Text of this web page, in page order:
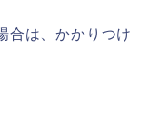
合は、かかりつけ